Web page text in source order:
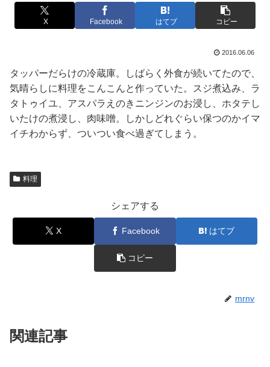
X Facebook はてブ コピー
2016.06.06
タッパーだらけの冷蔵庫。しばらく外食が続いてたので、
気晴らしに料理をこんこんと作っていた。スジ煮込み、ラ
タトゥイユ、アスパラえのきニンジンのお浸し、ホタテし
いたけの煮浸し、肉味噌。しかしどれぐらい保つのかイマ
イチわからず、ついつい食べ過ぎてしまう。
料理
シェアする
X Facebook はてブ
コピー
mrnv
関連記事